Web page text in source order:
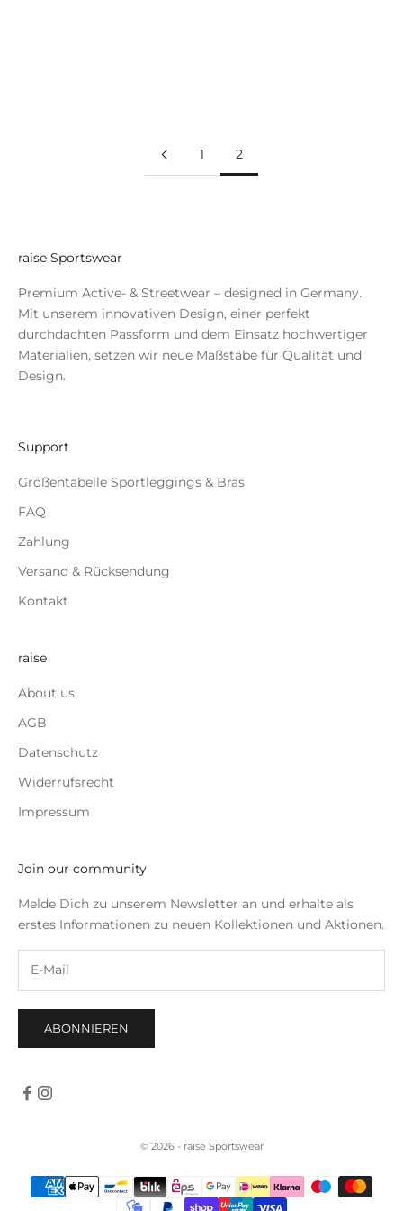
1 2
raise Sportswear
Premium Active- & Streetwear – designed in Germany.
Mit unserem innovativen Design, einer perfekt
durchdachten Passform und dem Einsatz hochwertiger
Materialien, setzen wir neue Maßstäbe für Qualität und
Design.
Support
Größentabelle Sportleggings & Bras
FAQ
Zahlung
Versand & Rücksendung
Kontakt
raise
About us
AGB
Datenschutz
Widerrufsrecht
Impressum
Join our community
Melde Dich zu unserem Newsletter an und erhalte als
erstes Informationen zu neuen Kollektionen und Aktionen.
ABONNIEREN
© 2026 - raise Sportswear